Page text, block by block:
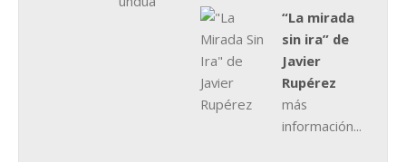
“La mirada
sin ira” de
Javier
Rupérez
más
información...